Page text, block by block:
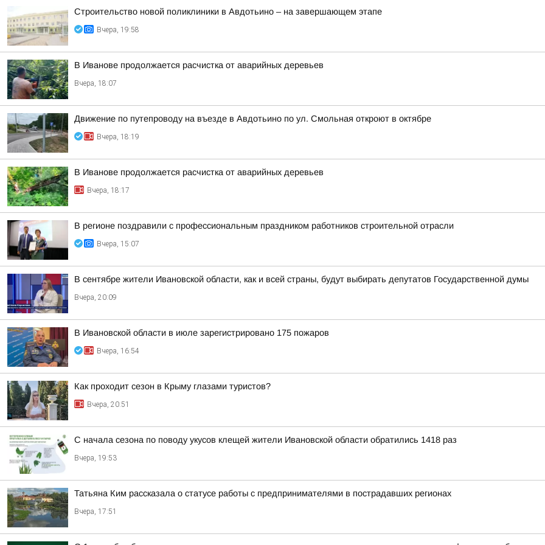
Строительство новой поликлиники в Авдотьино – на завершающем этапе
Вчера, 19:58
В Иванове продолжается расчистка от аварийных деревьев
Вчера, 18:07
Движение по путепроводу на въезде в Авдотьино по ул. Смольная откроют в октябре
Вчера, 18:19
В Иванове продолжается расчистка от аварийных деревьев
Вчера, 18:17
В регионе поздравили с профессиональным праздником работников строительной отрасли
Вчера, 15:07
В сентябре жители Ивановской области, как и всей страны, будут выбирать депутатов Государственной думы
Вчера, 20:09
В Ивановской области в июле зарегистрировано 175 пожаров
Вчера, 16:54
Как проходит сезон в Крыму глазами туристов?
Вчера, 20:51
С начала сезона по поводу укусов клещей жители Ивановской области обратились 1418 раз
Вчера, 19:53
Татьяна Ким рассказала о статусе работы с предпринимателями в пострадавших регионах
Вчера, 17:51